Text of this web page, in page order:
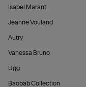
Isabel Marant
Jeanne Vouland
Autry
Vanessa Bruno
Ugg
Baobab Collection